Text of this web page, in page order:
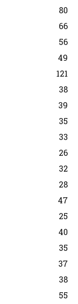
80
66
56
49
121
38
39
35
33
26
32
28
47
25
40
35
37
38
55